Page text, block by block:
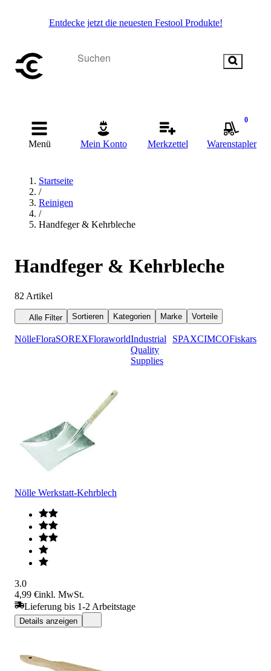
Entdecke jetzt die neuesten Festool Produkte!
Menü Mein Konto Merkzettel
0
Warenstapler
Startseite
/
Reinigen
/
Handfeger & Kehrbleche
Handfeger & Kehrbleche
82 Artikel
Alle Filter Sortieren Kategorien Marke Vorteile
NölleFloraSOREXFloraworldIndustrial
Quality
Supplies
SPAXCIMCOFiskars
Nölle Werkstatt-Kehrblech
3.0
4,99 €inkl. MwSt.
Lieferung bis 1-2 Arbeitstage
Details anzeigen